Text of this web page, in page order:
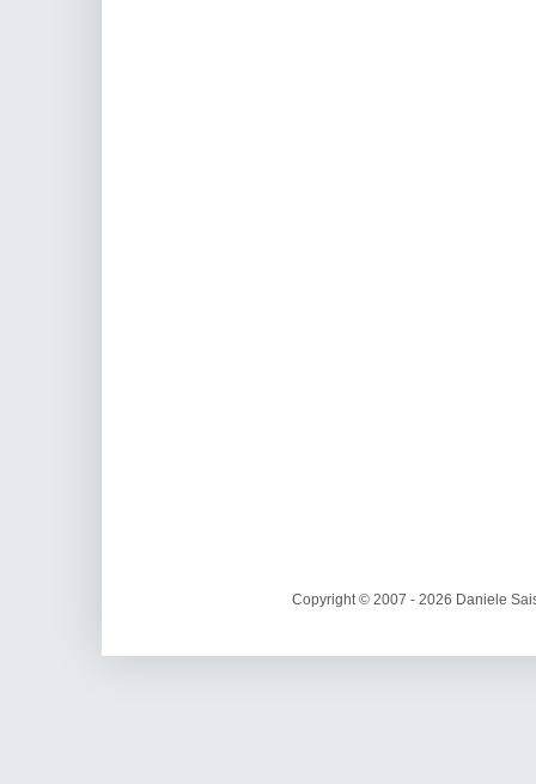
Copyright © 2007 - 2026 Daniele